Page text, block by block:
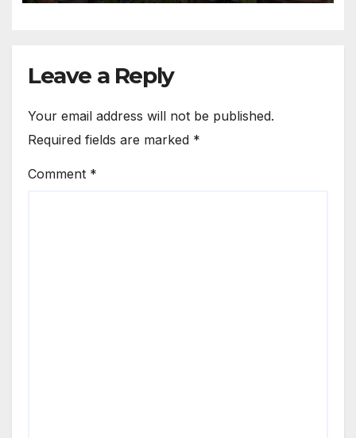
Leave a Reply
Your email address will not be published.
Required fields are marked *
Comment *